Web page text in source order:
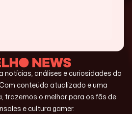
notícias, análises e curiosidades do
conteúdo atualizado e uma
trazemos o melhor para os fãs de
e cultura gamer.